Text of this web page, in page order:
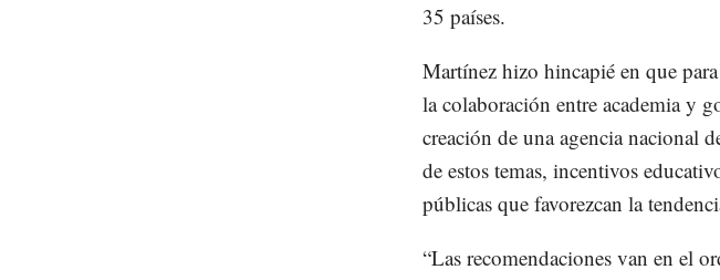
35 países.
Martínez hizo hincapié en que
la colaboración entre academia y
creación de una agencia nacional
de estos temas, incentivos
públicas que favorezcan la
“Las recomendaciones van en el